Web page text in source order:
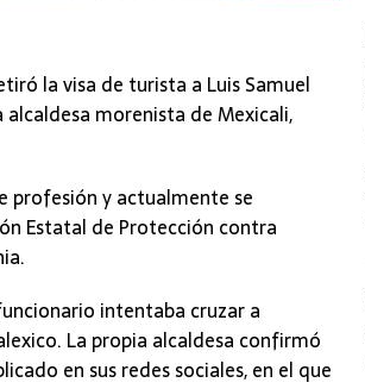
la visa de turista a Luis Samuel
morenista de Mexicali,
profesión y actualmente se
Estatal de Protección contra
intentaba cruzar a
La propia alcaldesa confirmó
en sus redes sociales, en el que